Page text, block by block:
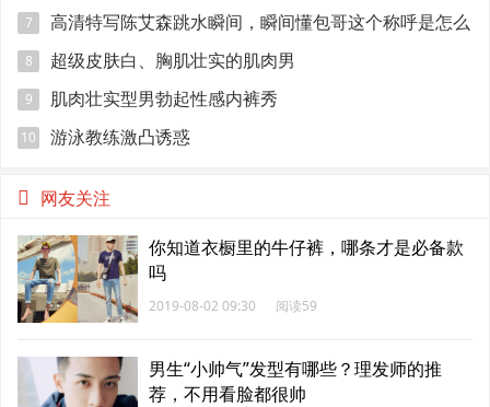
吗
7
高清特写陈艾森跳水瞬间，瞬间懂包哥这个称呼是怎么
来的
8 超级皮肤白、胸肌壮实的肌肉男
9 肌肉壮实型男勃起性感内裤秀
10 游泳教练激凸诱惑
网友关注
你知道衣橱里的牛仔裤，哪条才是必备款
吗
2019-08-02 09:30 阅读59
男生“小帅气”发型有哪些？理发师的推
荐，不用看脸都很帅